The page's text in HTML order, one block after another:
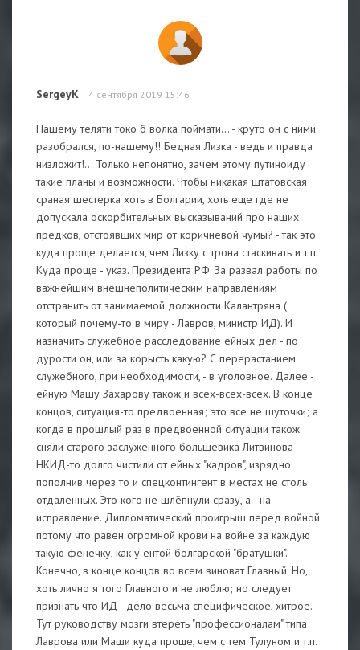
SergeyK 4 сентября 2019 15:46
Нашему теляти токо б волка поймати... - круто он с ними
разобрался, по-нашему!! Бедная Лизка - ведь и правда
низложит!... Только непонятно, зачем этому путиноиду
такие планы и возможности. Чтобы никакая штатовская
сраная шестерка хоть в Болгарии, хоть еще где не
допускала оскорбительных высказываний про наших
предков, отстоявших мир от коричневой чумы? - так это
куда проще делается, чем Лизку с трона стаскивать и т.п.
Куда проще - указ. Президента РФ. За развал работы по
важнейшим внешнеполитическим направлениям
отстранить от занимаемой должности Калантряна (
который почему-то в миру - Лавров, министр ИД). И
назначить служебное расследование ейных дел - по
дурости он, или за корысть какую? С перерастанием
служебного, при необходимости, - в уголовное. Далее -
ейную Машу Захарову також и всех-всех-всех. В конце
концов, ситуация-то предвоенная; это все не шуточки; а
когда в прошлый раз в предвоенной ситуации також
сняли старого заслуженного большевика Литвинова -
НКИД-то долго чистили от ейных "кадров", изрядно
пополнив через то и спецконтингент в местах не столь
отдаленных. Это кого не шлёпнули сразу, а - на
исправление. Дипломатический проигрыш перед войной
потому что равен огромной крови на войне за каждую
такую фенечку, как у ентой болгарской "братушки".
Конечно, в конце концов во всем виноват Главный. Но,
хоть лично я того Главного и не люблю; но следует
признать что ИД - дело весьма специфическое, хитрое.
Тут руководству мозги втереть "профессионалам" типа
Лаврова или Маши куда проще, чем с тем Тулуном и т.п.